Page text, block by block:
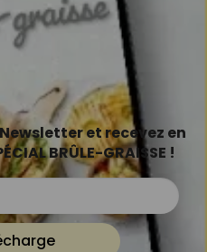
et recevez en
BRÛLE-GRAISSE !